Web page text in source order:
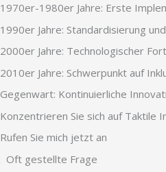
1970er-1980er Jahre: Erste
1990er Jahre: Standardisierung
2000er Jahre: Technologischer
2010er Jahre: Schwerpunkt auf
Gegenwart: Kontinuierliche
Konzentrieren Sie sich auf Taktile
Rufen Sie mich jetzt an
Oft gestellte Frage